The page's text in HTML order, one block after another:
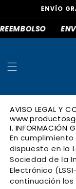
al contenido
ENVÍO
ENVÍO
AVISO LEGAL Y
I. INFORMACIÓN
En
dispuesto en la
Sociedad de la
Electrónico
continuación